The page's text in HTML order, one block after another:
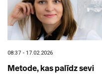
08:37 - 17.02.2026
Metode, kas palīdz sevi